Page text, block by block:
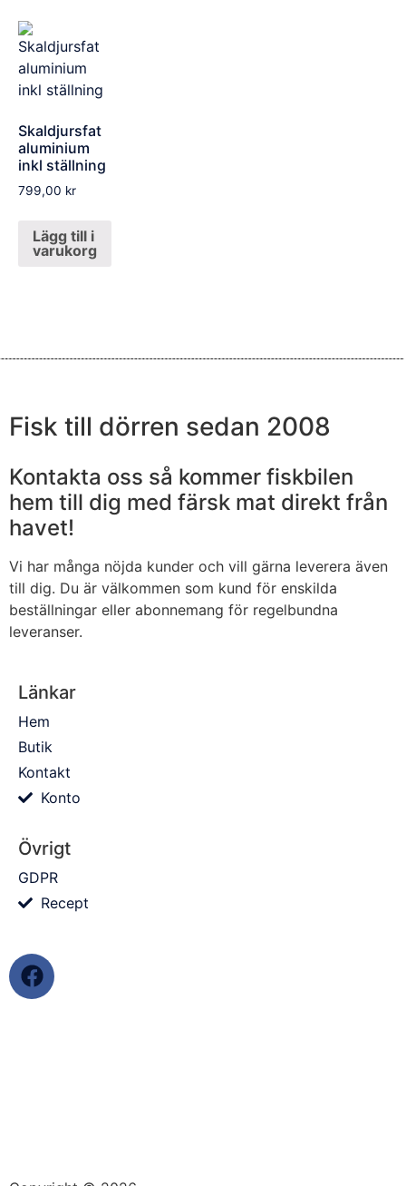
Skaldjursfat
aluminium
inkl ställning
799,00 kr
Lägg till i
varukorg
Fisk till dörren sedan 2008
Kontakta oss så kommer fiskbilen
hem till dig med färsk mat direkt från
havet!
Vi har många nöjda kunder och vill gärna leverera även
till dig. Du är välkommen som kund för enskilda
beställningar eller abonnemang för regelbundna
leveranser.
Länkar
Hem
Butik
Kontakt
Konto
Övrigt
GDPR
Recept